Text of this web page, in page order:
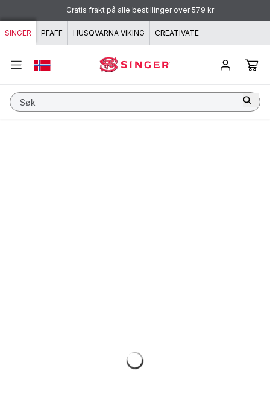
Hopp til innhold
Gratis frakt på alle bestillinger over 579 kr
SINGER PFAFF HUSQVARNA VIKING CREATIVATE
Søk